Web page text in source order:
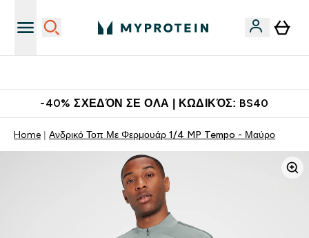
-40% ΣΧΕΔΌΝ ΣΕ ΟΛΑ | ΚΩΔΙΚΌΣ: BS40
Home Ανδρικό Τοπ Με Φερμουάρ 1/4 MP Tempo - Μαύρο